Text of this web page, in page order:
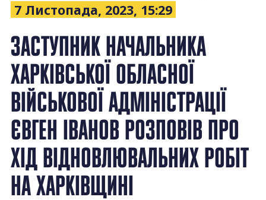
7 Листопада, 2023, 15:29
ЗАСТУПНИК НАЧАЛЬНИКА
ХАРКІВСЬКОЇ ОБЛАСНОЇ
ВІЙСЬКОВОЇ АДМІНІСТРАЦІЇ
ЄВГЕН ІВАНОВ РОЗПОВІВ ПРО
ХІД ВІДНОВЛЮВАЛЬНИХ РОБІТ
НА ХАРКІВЩИНІ